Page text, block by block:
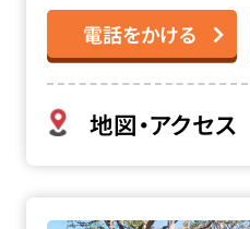
電話をかける
地図・アクセス